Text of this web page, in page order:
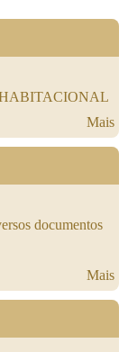
Mais
documentos
Mais